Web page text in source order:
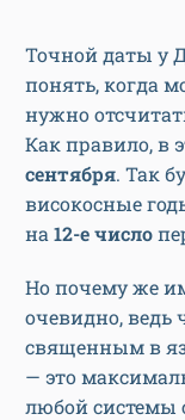
Точной даты у
понять, когда
нужно
Как правило, в
сентября. Так
високосные
на 12-е число
Но почему же
очевидно, ведь
священным в
— это
любой системы